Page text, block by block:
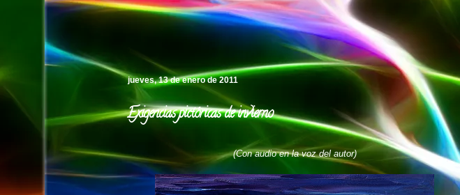
jueves, 13 de enero de 2011
Exigencias pictóricas de invierno
(Con audio en la voz del autor)